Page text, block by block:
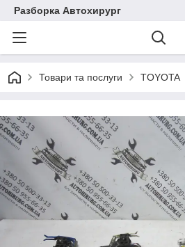
Разборка Автохирург
Товари та послуги TOYOTA